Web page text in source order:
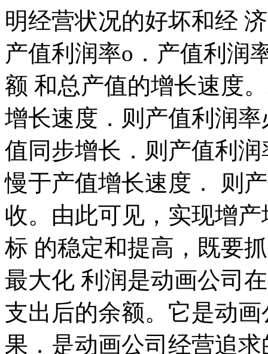
明经营状况的好坏和经
产值利润率o．产值利润
额 和总产值的增长速度
增长速度．则产值利润
值同步增长．则产值利
慢于产值增长速度． 则
收。由此可见，实现增
标 的稳定和提高，既要
最大化 利润是动画公司
支出后的余额。它是动
果．是动画公司经营追